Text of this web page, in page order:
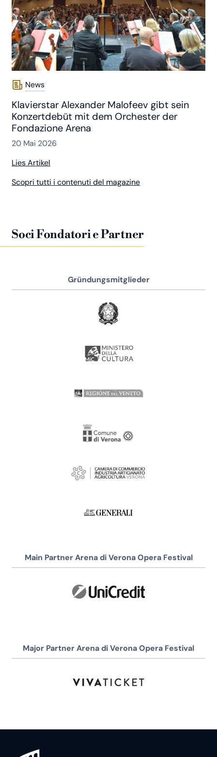
News
Klavierstar Alexander Malofeev gibt sein
Konzertdebüt mit dem Orchester der
Fondazione Arena
20 Mai 2026
Lies Artikel
Scopri tutti i contenuti del magazine
Soci Fondatori e Partner
Gründungsmitglieder
Main Partner Arena di Verona Opera Festival
Major Partner Arena di Verona Opera Festival